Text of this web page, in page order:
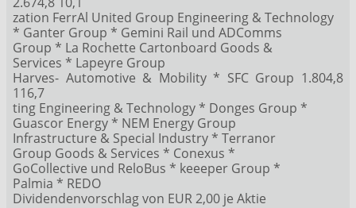
zation FerrAl United Group Engineering & Technology
* Ganter Group * Gemini Rail und ADComms
Group * La Rochette Cartonboard Goods &
Services * Lapeyre Group
Harves- Automotive & Mobility * SFC Group 1.804,8
116,7
ting Engineering & Technology * Donges Group *
Guascor Energy * NEM Energy Group
Infrastructure & Special Industry * Terranor
Group Goods & Services * Conexus *
GoCollective und ReloBus * keeeper Group *
Palmia * REDO
Dividendenvorschlag von EUR 2,00 je Aktie